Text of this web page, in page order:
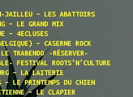
JAILLEU – LES ABATTOIRS
– LE GRAND MIX
– 4ECLUSES
– CASERNE ROCK
-RÉSERVER-
FESTIVAL ROOTS’N’CULTURE
– LA LAITERIE
LE PRINTEMPS DU CHIEN
– LE CLAPIER